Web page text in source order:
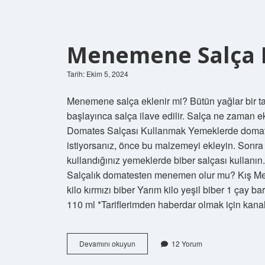
Menemene
Tarih: Ekim 5, 2024
Menemene salça eklenir mi? Bütün yağlar bir
başlayınca salça ilave edilir. Salça ne zaman
Domates Salçası Kullanmak Yemeklerde
istiyorsanız, önce bu malzemeyi ekleyin.
kullandığınız yemeklerde biber salçası
Salçalık domatesten menemen olur mu? Kış
kilo kırmızı biber Yarım kilo yeşil biber 1 çay
110 ml *Tariflerimden haberdar olmak için
Devamını okuyun Menemene
Salça
12 Yorum